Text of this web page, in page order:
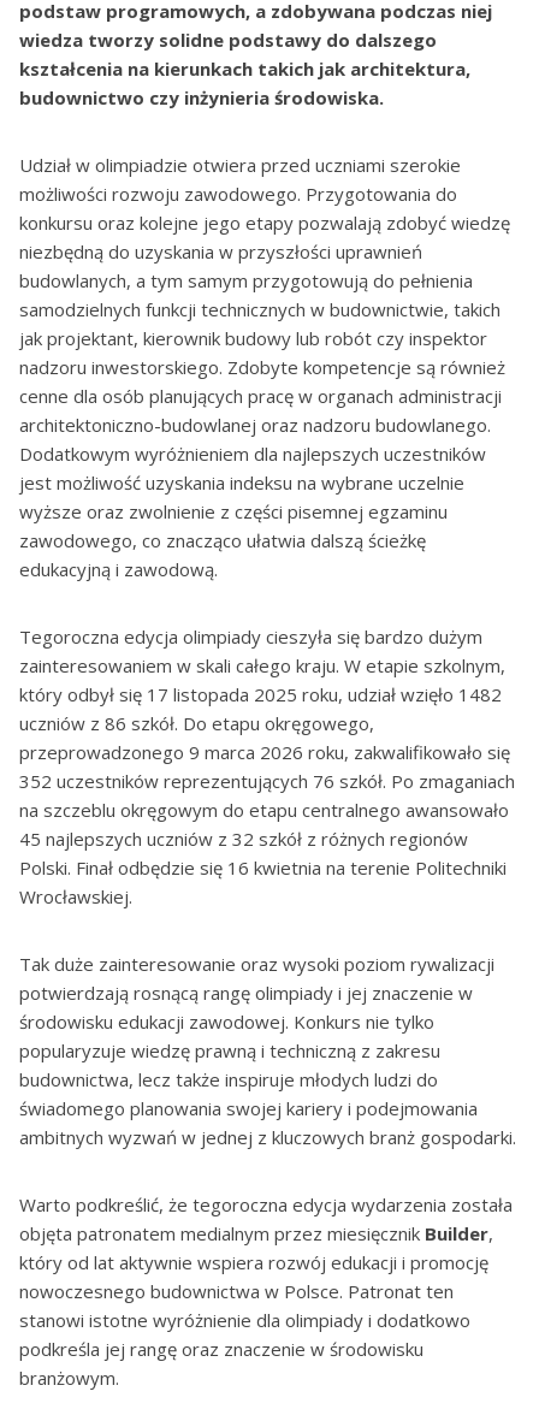
podstaw programowych, a zdobywana podczas niej
wiedza tworzy solidne podstawy do dalszego
kształcenia na kierunkach takich jak architektura,
budownictwo czy inżynieria środowiska.
Udział w olimpiadzie otwiera przed uczniami szerokie
możliwości rozwoju zawodowego. Przygotowania do
konkursu oraz kolejne jego etapy pozwalają zdobyć wiedzę
niezbędną do uzyskania w przyszłości uprawnień
budowlanych, a tym samym przygotowują do pełnienia
samodzielnych funkcji technicznych w budownictwie, takich
jak projektant, kierownik budowy lub robót czy inspektor
nadzoru inwestorskiego. Zdobyte kompetencje są również
cenne dla osób planujących pracę w organach administracji
architektoniczno-budowlanej oraz nadzoru budowlanego.
Dodatkowym wyróżnieniem dla najlepszych uczestników
jest możliwość uzyskania indeksu na wybrane uczelnie
wyższe oraz zwolnienie z części pisemnej egzaminu
zawodowego, co znacząco ułatwia dalszą ścieżkę
edukacyjną i zawodową.
Tegoroczna edycja olimpiady cieszyła się bardzo dużym
zainteresowaniem w skali całego kraju. W etapie szkolnym,
który odbył się 17 listopada 2025 roku, udział wzięło 1482
uczniów z 86 szkół. Do etapu okręgowego,
przeprowadzonego 9 marca 2026 roku, zakwalifikowało się
352 uczestników reprezentujących 76 szkół. Po zmaganiach
na szczeblu okręgowym do etapu centralnego awansowało
45 najlepszych uczniów z 32 szkół z różnych regionów
Polski. Finał odbędzie się 16 kwietnia na terenie Politechniki
Wrocławskiej.
Tak duże zainteresowanie oraz wysoki poziom rywalizacji
potwierdzają rosnącą rangę olimpiady i jej znaczenie w
środowisku edukacji zawodowej. Konkurs nie tylko
popularyzuje wiedzę prawną i techniczną z zakresu
budownictwa, lecz także inspiruje młodych ludzi do
świadomego planowania swojej kariery i podejmowania
ambitnych wyzwań w jednej z kluczowych branż gospodarki.
Warto podkreślić, że tegoroczna edycja wydarzenia została
objęta patronatem medialnym przez miesięcznik Builder,
który od lat aktywnie wspiera rozwój edukacji i promocję
nowoczesnego budownictwa w Polsce. Patronat ten
stanowi istotne wyróżnienie dla olimpiady i dodatkowo
podkreśla jej rangę oraz znaczenie w środowisku
branżowym.